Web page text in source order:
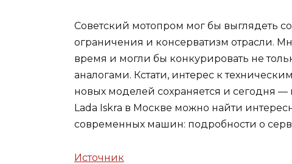
Советский мотопром мог бы выглядеть
ограничения и консерватизм отрасли.
время и могли бы конкурировать не
аналогами. Кстати, интерес к
новых моделей сохраняется и сегодня
Lada Iskra в Москве можно найти
современных машин: подробности о
Источник